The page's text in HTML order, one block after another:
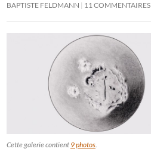
BAPTISTE FELDMANN
11 COMMENTAIRES
Cette galerie contient 9 photos